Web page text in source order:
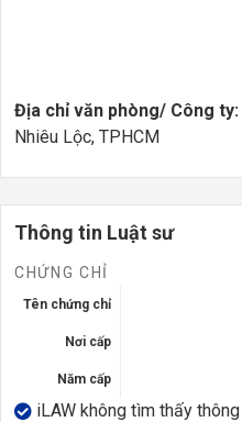
Địa chỉ văn phòng/ Công ty:
Nhiêu Lộc, TPHCM
Thông tin Luật sư
CHỨNG CHỈ
Tên chứng chỉ
Nơi cấp
Năm cấp
iLAW không tìm thấy